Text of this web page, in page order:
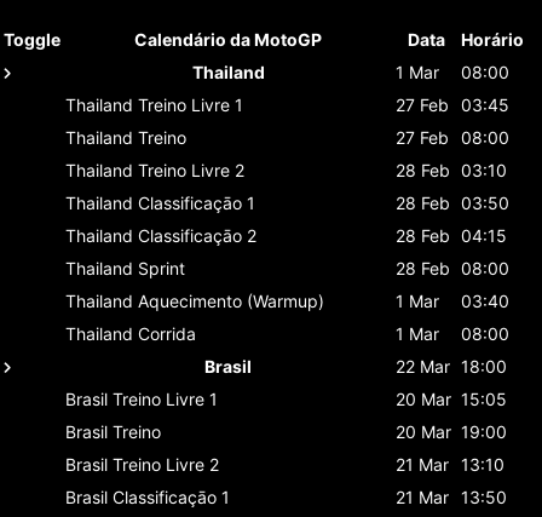
Toggle Calendário da MotoGP Data
Horário
Thailand
1 Mar
08:00
Thailand Treino Livre 1 27 Feb
03:45
Thailand Treino 27 Feb
08:00
Thailand Treino Livre 2 28 Feb 03:10
Thailand Classificaçāo 1 28 Feb 03:50
Thailand Classificaçāo 2 28 Feb 04:15
Thailand Sprint 28 Feb 08:00
Thailand Aquecimento (Warmup) 1 Mar
03:40
Thailand Corrida 1 Mar
08:00
Brasil
22 Mar 18:00
Brasil Treino Livre 1 20 Mar 15:05
Brasil Treino 20 Mar 19:00
Brasil Treino Livre 2 21 Mar 13:10
Brasil Classificaçāo 1 21 Mar 13:50